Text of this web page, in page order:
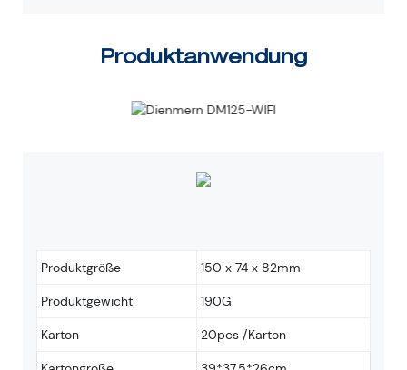
Produktanwendung
Produktgröße 150 x 74 x 82mm
Produktgewicht 190G
Karton 20pcs /Karton